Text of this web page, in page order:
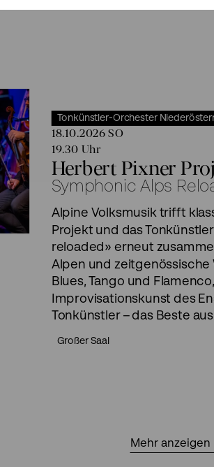
Tonkünstler-Orchester
18.10.2026SO
19.30 Uhr
Herbert Pixner
Symphonic Alps
Alpine Volksmusik trifft
Projekt und das
reloaded» erneut
Alpen und zeitgenössische
Blues, Tango und
Improvisationskunst des
Tonkünstler – das Beste
Großer Saal
Mehr anzeigen